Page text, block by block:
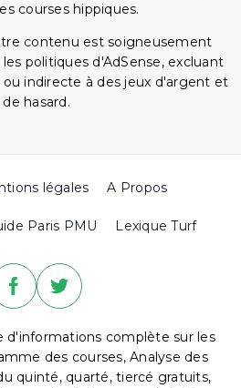
courses hippiques.
contenu est soigneusement
politiques d'AdSense, excluant
indirecte à des jeux d'argent et
de hasard.
légales A Propos
Paris PMU Lexique Turf
d'informations complète sur les
des courses, Analyse des
quinté, quarté, tiercé gratuits,